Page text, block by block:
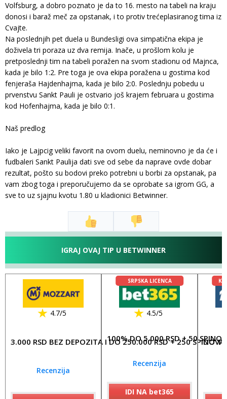
Volfsburg, a dobro poznato je da to 16. mesto na tabeli na kraju
donosi i baraž meč za opstanak, i to protiv trećeplasiranog tima iz
Cvajte.
Na poslednjih pet duela u Bundesligi ova simpatična ekipa je
doživela tri poraza uz dva remija. Inače, u prošlom kolu je
pretposlednji tim na tabeli poražen na svom stadionu od Majnca,
kada je bilo 1:2. Pre toga je ova ekipa poražena u gostima kod
fenjeraša Hajdenhajma, kada je bilo 2:0. Poslednju pobedu u
prvenstvu Sankt Pauli je ostvario još krajem februara u gostima
kod Hofenhajma, kada je bilo 0:1.
Naš predlog
Iako je Lajpcig veliki favorit na ovom duelu, neminovno je da će i
fudbaleri Sankt Paulija dati sve od sebe da naprave ovde dobar
rezultat, pošto su bodovi preko potrebni u borbi za opstanak, pa
vam zbog toga i preporučujemo da se oprobate sa igrom GG, a
sve to uz sjajnu kvotu 1.80 u kladionici Betwinner.
IGRAJ OVAJ TIP U BETWINNER
4.7/5
3.000 RSD BEZ DEPOZITA I DO 250.000 RSD + 250 SPINOVA
Recenzija
SRPSKA LICENCA
4.5/5
100% DO 5.000 RSD + 50
Recenzija
IDI NA bet365
DO